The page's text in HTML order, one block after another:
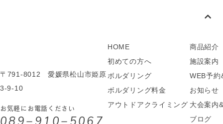
〒791-8012 愛媛県松山市姫原
3-9-10
お気軽にお電話ください
HOME
初めての方へ
ボルダリング
ボルダリング料金
アウトドアクライミング
商品紹介
施設案内
WEB予約
お知らせ
大会案内
ブログ